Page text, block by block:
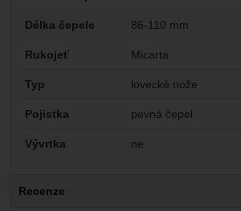
Délka čepele 86-110 mm
Rukojeť Micarta
Typ lovecké nože
Pojistka pevná čepel
Vývrtka ne
Recenze